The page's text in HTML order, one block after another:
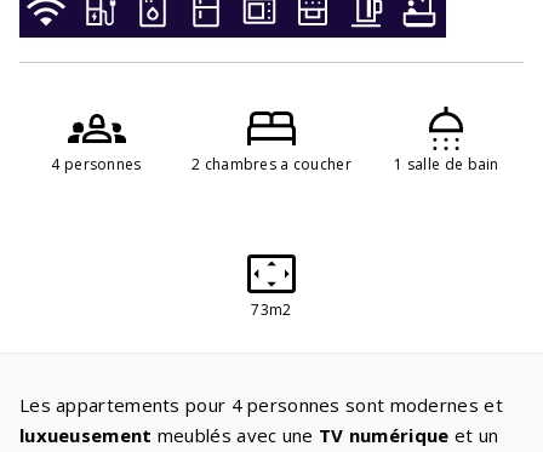
4 personnes 2 chambres a coucher 1 salle de bain
73m2
Les appartements pour 4 personnes sont modernes et
luxueusement meublés avec une TV numérique et un